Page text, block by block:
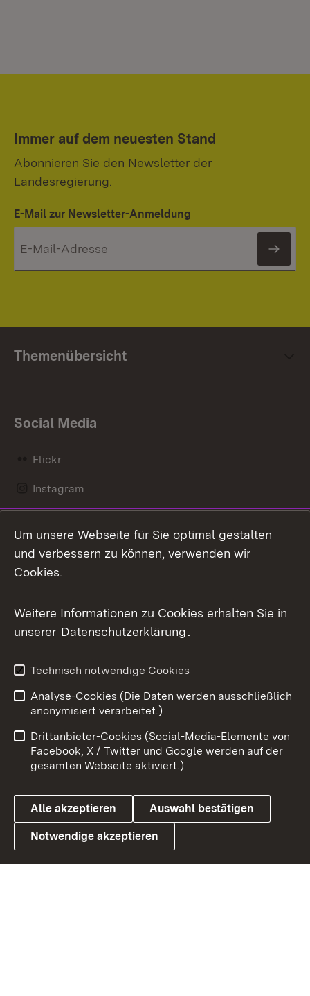
Immer auf dem neuesten Stand
Abonnieren Sie den Newsletter der
Landesregierung.
E-Mail zur Newsletter-Anmeldung
Themenübersicht
Social Media
Flickr
Instagram
Mastodon
Messenger
Social Wall
X / Twitter
Youtube
Link zum Landesportal
Benutzungshinweise
Barrierefreiheit
Datenschutz
Cookies
Um unsere Webseite für Sie optimal gestalten
und verbessern zu können, verwenden wir
Cookies.
Weitere Informationen zu Cookies erhalten Sie in
unserer Datenschutzerklärung.
Technisch notwendige Cookies
Analyse-Cookies (Die Daten werden ausschließlich
anonymisiert verarbeitet.)
Drittanbieter-Cookies (Social-Media-Elemente von
Facebook, X / Twitter und Google werden auf der
gesamten Webseite aktiviert.)
Alle akzeptieren Auswahl bestätigen
Notwendige akzeptieren